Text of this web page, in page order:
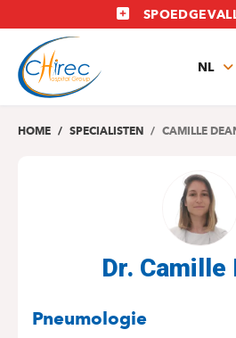
en
naar
inhoud
NL
EN
HOME SPECIALISTEN CAMILLE
Dr. Camille
Pneumologie